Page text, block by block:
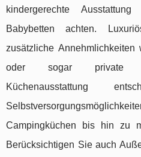
kindergerechte
Babybetten achten.
zusätzliche
oder sogar private
Küchenausstattung
Campingküchen bis hin zu
Berücksichtigen Sie auch